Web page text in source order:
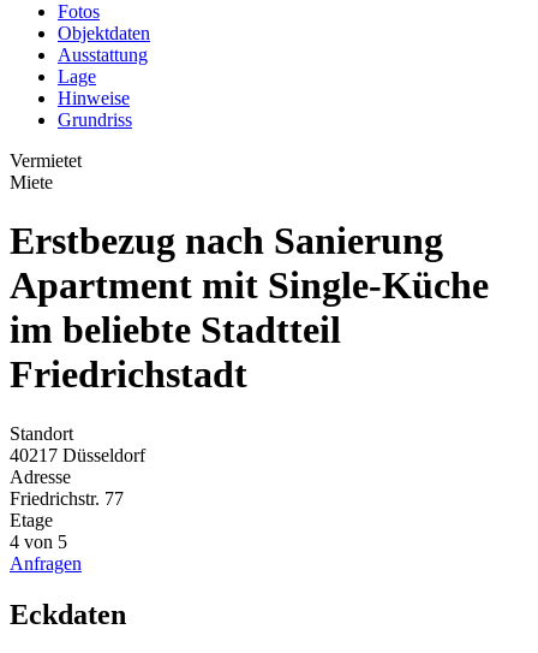
Fotos
Objektdaten
Ausstattung
Lage
Hinweise
Grundriss
Vermietet
Miete
Erstbezug nach Sanierung
Apartment mit Single-Küche
im beliebte Stadtteil
Friedrichstadt
Standort
40217 Düsseldorf
Adresse
Friedrichstr. 77
Etage
4 von 5
Anfragen
Eckdaten